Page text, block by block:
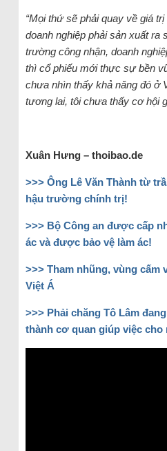
“Mọi thứ sẽ phải quay về giá
doanh nghiệp phải sản xuất ra
trường công nhận, doanh
thì cổ phiếu mới thực sự bền
chưa nhìn thấy khả năng đó ở
tương lai, tôi chưa thấy cơ hội
Xuân Hưng – thoibao.de
>>> Ông Lê Văn Thành từ
hậu trường chính trị!
>>> Bộ Công an được cấp
ác và được bảo vệ làm ác!
>>> Tham nhũng, vùng cấm
Việt Á
>>> Phải chăng Tô Lâm
thành cơ quan giúp việc cho